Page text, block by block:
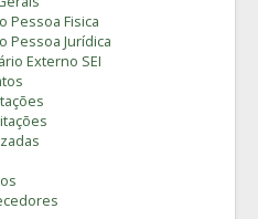
Pessoa Fisica
Pessoa Jurídica
Externo SEI